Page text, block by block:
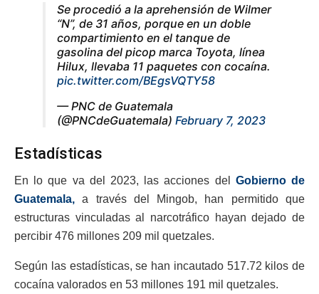
Se procedió a la aprehensión de Wilmer
“N”, de 31 años, porque en un doble
compartimiento en el tanque de
gasolina del picop marca Toyota, línea
Hilux, llevaba 11 paquetes con cocaína.
pic.twitter.com/BEgsVQTY58
— PNC de Guatemala
(@PNCdeGuatemala) February 7, 2023
Estadísticas
En lo que va del 2023, las acciones del Gobierno de
Guatemala, a través del Mingob, han permitido que
estructuras vinculadas al narcotráfico hayan dejado de
percibir 476 millones 209 mil quetzales.
Según las estadísticas, se han incautado 517.72 kilos de
cocaína valorados en 53 millones 191 mil quetzales.